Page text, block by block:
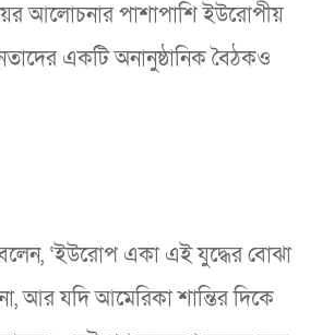
আলোচনার পাশাপাশি ইউরোপীয়
একটি অনানুষ্ঠানিক বৈঠকও
বলেন, ‘ইউরোপ একা এই যুদ্ধের বোঝা
আর যদি আমেরিকা শান্তির দিকে